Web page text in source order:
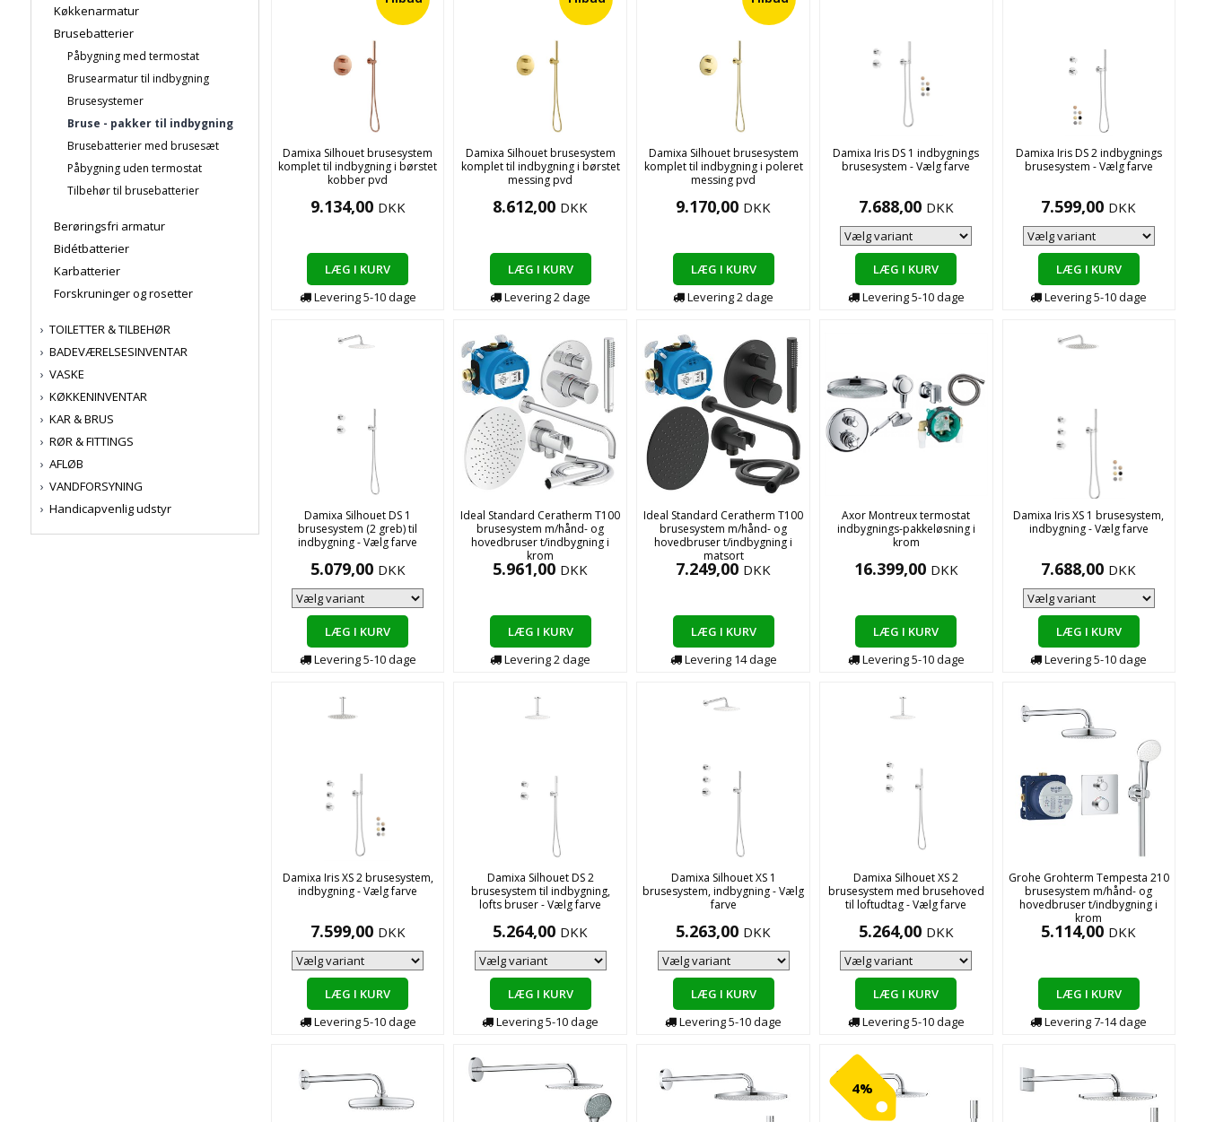
Køkkenarmatur
Brusebatterier
Påbygning med termostat
Brusearmatur til indbygning
Brusesystemer
Bruse - pakker til indbygning
Brusebatterier med brusesæt
Påbygning uden termostat
Tilbehør til brusebatterier
Berøringsfri armatur
Bidétbatterier
Karbatterier
Forskruninger og rosetter
TOILETTER & TILBEHØR
BADEVÆRELSESINVENTAR
VASKE
KØKKENINVENTAR
KAR & BRUS
RØR & FITTINGS
AFLØB
VANDFORSYNING
Handicapvenlig udstyr
Damixa Silhouet brusesystem
komplet til indbygning i børstet
kobber pvd
9.134,00 DKK
LÆG I KURV
Levering5-10dage
Damixa Silhouet brusesystem
komplet til indbygning i børstet
messing pvd
8.612,00 DKK
LÆG I KURV
Levering2dage
Damixa Silhouet brusesystem
komplet til indbygning i poleret
messing pvd
9.170,00 DKK
LÆG I KURV
Levering2dage
Damixa Iris DS 1 indbygnings
brusesystem - Vælg farve
7.688,00 DKK
LÆG I KURV
Levering5-10dage
Damixa Iris DS 2 indbygnings
brusesystem - Vælg farve
7.599,00 DKK
LÆG I KURV
Levering5-10dage
Damixa Silhouet DS 1
brusesystem (2 greb) til
indbygning - Vælg farve
5.079,00 DKK
LÆG I KURV
Levering5-10dage
Ideal Standard Ceratherm T100
brusesystem m/hånd- og
hovedbruser t/indbygning i
krom
5.961,00 DKK
LÆG I KURV
Levering2dage
Ideal Standard Ceratherm T100
brusesystem m/hånd- og
hovedbruser t/indbygning i
matsort
7.249,00 DKK
LÆG I KURV
Levering 14dage
Axor Montreux termostat
indbygnings-pakkeløsning i
krom
16.399,00 DKK
LÆG I KURV
Levering5-10dage
Damixa Iris XS 1 brusesystem,
indbygning - Vælg farve
7.688,00 DKK
LÆG I KURV
Levering5-10dage
Damixa Iris XS 2 brusesystem,
indbygning - Vælg farve
7.599,00 DKK
LÆG I KURV
Levering5-10dage
Damixa Silhouet DS 2
brusesystem til indbygning,
lofts bruser - Vælg farve
5.264,00 DKK
LÆG I KURV
Levering5-10dage
Damixa Silhouet XS 1
brusesystem, indbygning - Vælg
farve
5.263,00 DKK
LÆG I KURV
Levering5-10dage
Damixa Silhouet XS 2
brusesystem med brusehoved
til loftudtag - Vælg farve
5.264,00 DKK
LÆG I KURV
Levering5-10dage
Grohe Grohterm Tempesta 210
brusesystem m/hånd- og
hovedbruser t/indbygning i
krom
5.114,00 DKK
LÆG I KURV
Levering7-14dage
4%